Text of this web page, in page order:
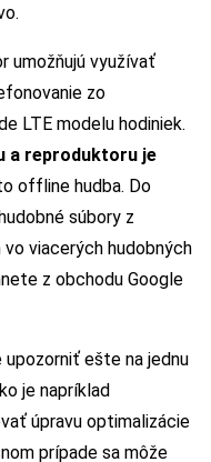
umožňujú využívať
zo
LTE modelu hodiniek.
a reproduktoru je
offline hudba. Do
súbory z
viacerých hudobných
z obchodu Google
ešte na jednu
je napríklad
úpravu optimalizácie
prípade sa môže